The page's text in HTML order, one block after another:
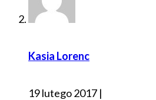
Kasia Lorenc
19 lutego 2017 |